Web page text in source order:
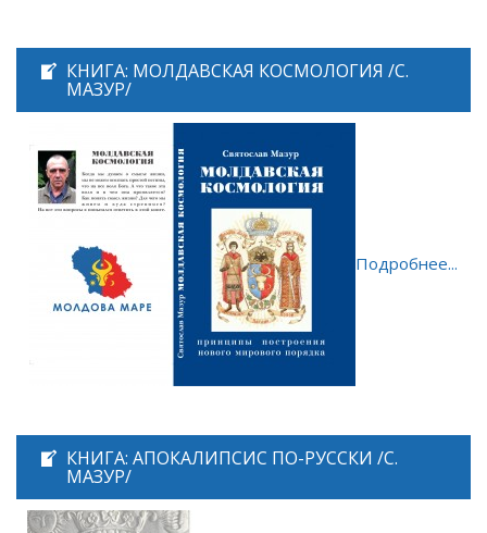
КНИГА: МОЛДАВСКАЯ КОСМОЛОГИЯ /С.
МАЗУР/
Подробнее...
КНИГА: АПОКАЛИПСИС ПО-РУССКИ /С.
МАЗУР/